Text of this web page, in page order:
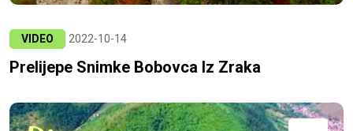
VIDEO 2022-10-14
Prelijepe Snimke Bobovca Iz Zraka